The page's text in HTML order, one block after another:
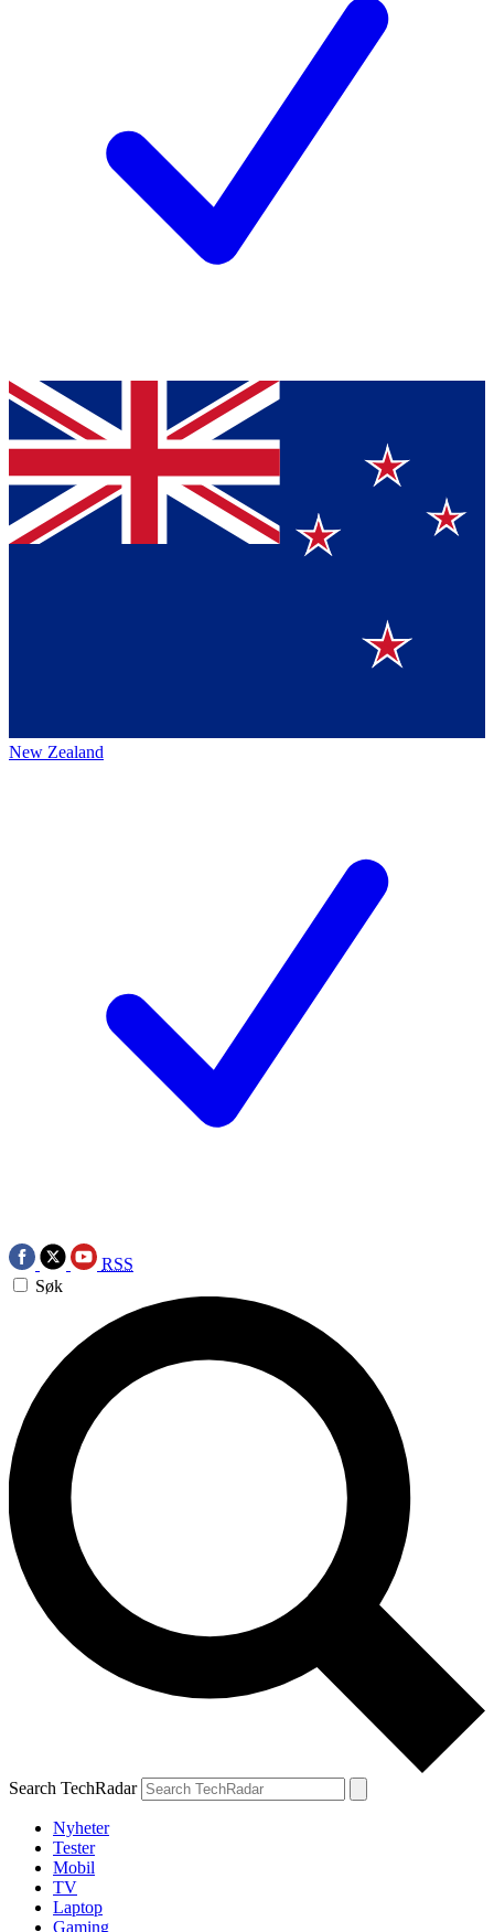
New Zealand
RSS
Søk
Search TechRadar
Nyheter
Tester
Mobil
TV
Laptop
Gaming